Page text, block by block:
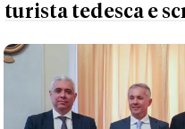
turista tedesca e